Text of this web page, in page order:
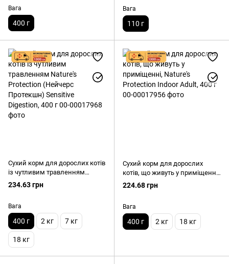
Вага
400 г
Вага
110 г
Сухий корм для дорослих котів
із чутливим травленням
Nature's Protection (Нейчерс
Протекшн) Sensitive Digestion,
234.63 грн
Вага
400 г 2 кг 7 кг
18 кг
Сухий корм для дорослих
котів, що живуть у приміщенні,
Nature's Protection Indoor Adult,
224.68 грн
Вага
400 г 2 кг 18 кг